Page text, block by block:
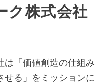
ク株式会社
「価値創造の仕組み
せる」をミッションに